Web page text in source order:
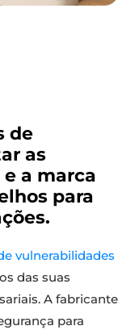
de
as
a marca
para
vulnerabilidades
das suas
A fabricante
para